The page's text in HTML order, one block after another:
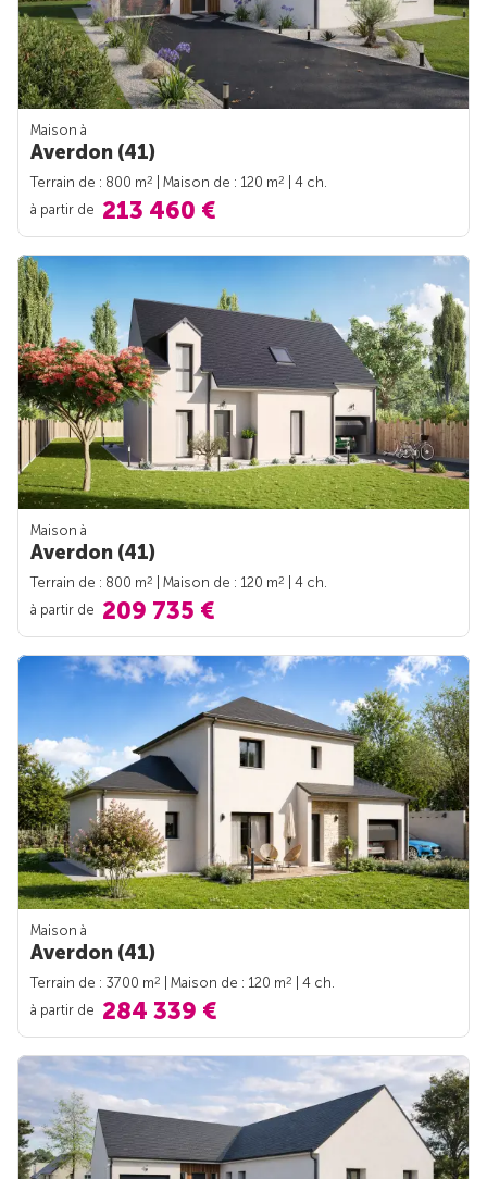
Maison à
Averdon (41)
Terrain de : 800 m2 | Maison de : 120 m2
| 4 ch.
à partir de 213 460 €
Maison à
Averdon (41)
Terrain de : 800 m2 | Maison de : 120 m2
| 4 ch.
à partir de 209 735 €
Maison à
Averdon (41)
Terrain de : 3700 m2 | Maison de : 120 m2
| 4 ch.
à partir de 284 339 €